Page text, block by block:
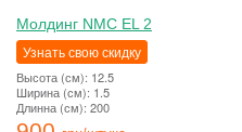
Молдинг NMC EL 2
Узнать свою скидку
Высота (см): 12.5
Ширина (см): 1.5
Длинна (см): 200